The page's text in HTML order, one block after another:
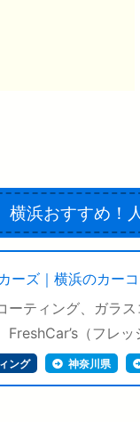
横浜おすすめ！
ーズ｜横浜のカー
ーティング、ガラ
FreshCar’s（フレ
ング 神奈川県